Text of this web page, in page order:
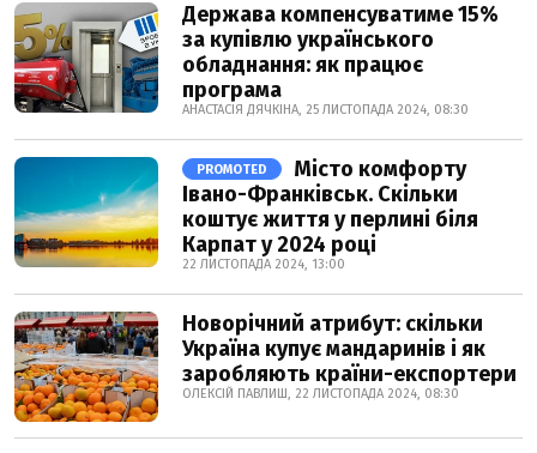
Держава компенсуватиме 15%
за купівлю українського
обладнання: як працює
програма
АНАСТАСІЯ ДЯЧКІНА, 25 ЛИСТОПАДА 2024, 08:30
PROMOTED
Місто комфорту
Івано-Франківськ. Скільки
коштує життя у перлині біля
Карпат у 2024 році
22 ЛИСТОПАДА 2024, 13:00
Новорічний атрибут: скільки
Україна купує мандаринів і як
заробляють країни-експортери
ОЛЕКСІЙ ПАВЛИШ, 22 ЛИСТОПАДА 2024, 08:30